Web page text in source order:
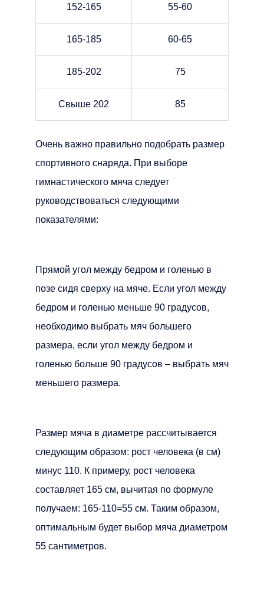
152-165 55-60
165-185 60-65
185-202 75
Свыше 202 85
Очень важно правильно подобрать размер
спортивного снаряда. При выборе
гимнастического мяча следует
руководствоваться следующими
показателями:
Прямой угол между бедром и голенью в
позе сидя сверху на мяче. Если угол между
бедром и голенью меньше 90 градусов,
необходимо выбрать мяч большего
размера, если угол между бедром и
голенью больше 90 градусов – выбрать мяч
меньшего размера.
Размер мяча в диаметре рассчитывается
следующим образом: рост человека (в см)
минус 110. К примеру, рост человека
составляет 165 см, вычитая по формуле
получаем: 165-110=55 см. Таким образом,
оптимальным будет выбор мяча диаметром
55 сантиметров.